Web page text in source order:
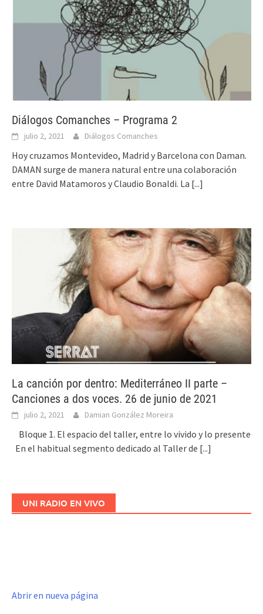
Diálogos Comanches – Programa 2
julio 2, 2021 Diálogos Comanches
Hoy cruzamos Montevideo, Madrid y Barcelona con Daman.
DAMAN surge de manera natural entre una colaboración
entre David Matamoros y Claudio Bonaldi. La [...]
La canción por dentro: Mediterráneo II parte –
Canciones a dos voces. 26 de junio de 2021
julio 2, 2021 Damian González Moreira
Bloque 1. El espacio del taller, entre lo vivido y lo presente
En el habitual segmento dedicado al Taller de [...]
UNI RADIO EN VIVO
Abrir en nueva página